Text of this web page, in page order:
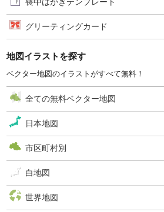
喪中はがきテンプレート
グリーティングカード
地図イラストを探す
ベクター地図のイラストがすべて無料！
全ての無料ベクター地図
日本地図
市区町村別
白地図
世界地図